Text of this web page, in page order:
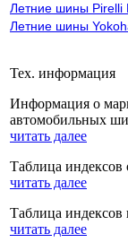
Летние шины Pirelli
Летние шины
Тех. информация
Информация о
автомобильных
читать далее
Таблица индексов
читать далее
Таблица индексов
читать далее